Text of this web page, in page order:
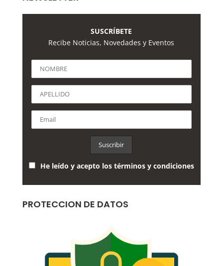
SUSCRÍBETE
Recibe Noticias, Novedades y Eventos
He leído y acepto los términos y condiciones
PROTECCION DE DATOS